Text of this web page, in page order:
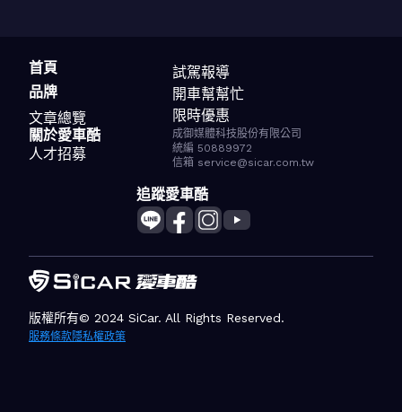
首頁
品牌
文章總覽
試駕報導
開車幫幫忙
限時優惠
關於愛車酷
人才招募
成御媒體科技股份有限公司
統編 50889972
信箱 service@sicar.com.tw
追蹤愛車酷
版權所有© 2024 SiCar. All Rights Reserved.
服務條款隱私權政策